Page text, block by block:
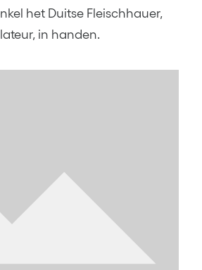
het Duitse Fleischhauer,
in handen.